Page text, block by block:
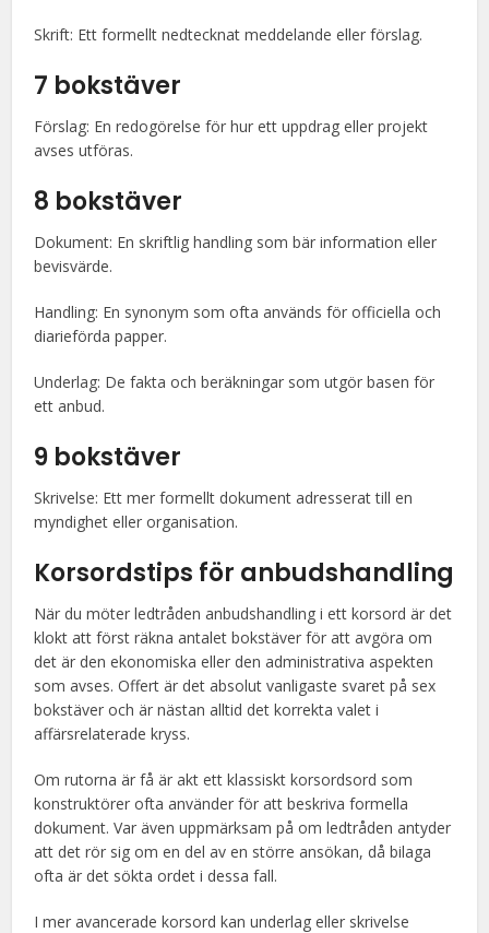
Skrift: Ett formellt nedtecknat meddelande eller förslag.
7 bokstäver
Förslag: En redogörelse för hur ett uppdrag eller projekt
avses utföras.
8 bokstäver
Dokument: En skriftlig handling som bär information eller
bevisvärde.
Handling: En synonym som ofta används för officiella och
diarieförda papper.
Underlag: De fakta och beräkningar som utgör basen för
ett anbud.
9 bokstäver
Skrivelse: Ett mer formellt dokument adresserat till en
myndighet eller organisation.
Korsordstips för anbudshandling
När du möter ledtråden anbudshandling i ett korsord är det
klokt att först räkna antalet bokstäver för att avgöra om
det är den ekonomiska eller den administrativa aspekten
som avses. Offert är det absolut vanligaste svaret på sex
bokstäver och är nästan alltid det korrekta valet i
affärsrelaterade kryss.
Om rutorna är få är akt ett klassiskt korsordsord som
konstruktörer ofta använder för att beskriva formella
dokument. Var även uppmärksam på om ledtråden antyder
att det rör sig om en del av en större ansökan, då bilaga
ofta är det sökta ordet i dessa fall.
I mer avancerade korsord kan underlag eller skrivelse